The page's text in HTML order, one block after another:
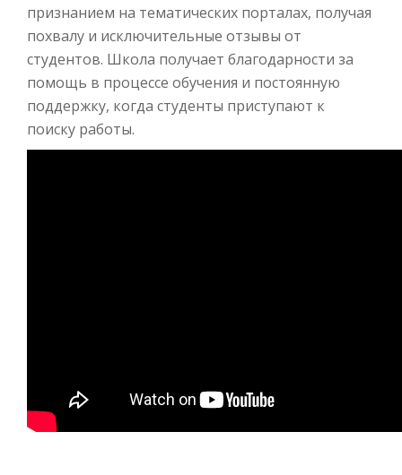
признанием на тематических порталах, получая
похвалу и исключительные отзывы от
студентов. Школа получает благодарности за
помощь в процессе обучения и постоянную
поддержку, когда студенты приступают к
поиску работы.